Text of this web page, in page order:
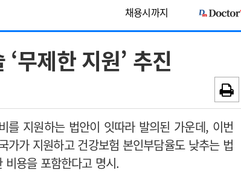
정책/통계 공시
광고안내
채용시까지
~2026-08-15
~2026-08-31
무제한 지원’ 추진
를 지원하는 법안이 잇따라 발의된 가운데, 이번
가 지원하고 건강보험 본인부담율도 낮추는 법
비용을 포함한다고 명시.